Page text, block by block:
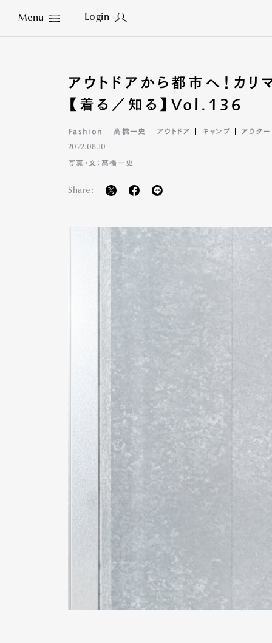
Menu Login
Close
アウトドアから都市へ！カ
【着る／知る】Vol.136
Fashion 高橋一史 アウトドア キャンプ アウター
2022.08.10
写真・文：高橋一史
Share: